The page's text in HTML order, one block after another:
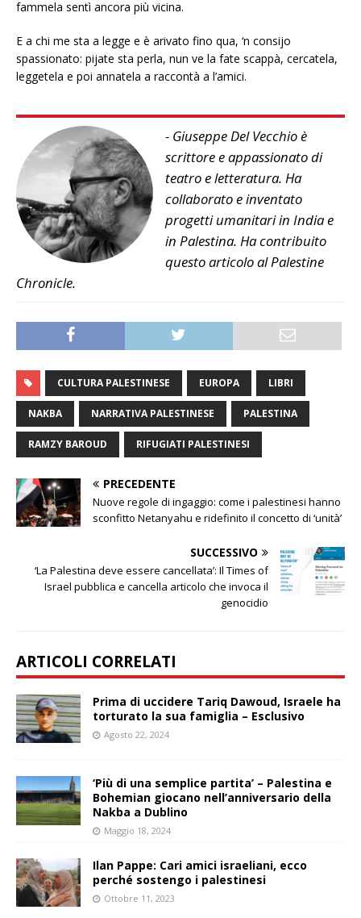
fammela sentì ancora più vicina.
E a chi me sta a legge e è arivato fino qua, ‘n consijo
spassionato: pijate sta perla, nun ve la fate scappà, cercatela,
leggetela e poi annatela a raccontà a l’amici.
- Giuseppe Del Vecchio è
scrittore e appassionato di
teatro e letteratura. Ha
collaborato e inventato
progetti umanitari in India e
in Palestina. Ha contribuito
questo articolo al Palestine
Chronicle.
CULTURA PALESTINESE EUROPA LIBRI
NAKBA NARRATIVA PALESTINESE PALESTINA
RAMZY BAROUD RIFUGIATI PALESTINESI
PRECEDENTE
Nuove regole di ingaggio: come i palestinesi hanno
sconfitto Netanyahu e ridefinito il concetto di ‘unità’
SUCCESSIVO
‘La Palestina deve essere cancellata’: Il Times of
Israel pubblica e cancella articolo che invoca il
genocidio
ARTICOLI CORRELATI
Prima di uccidere Tariq Dawoud, Israele ha
torturato la sua famiglia – Esclusivo
Agosto 22, 2024
‘Più di una semplice partita’ – Palestina e
Bohemian giocano nell’anniversario della
Nakba a Dublino
Maggio 18, 2024
Ilan Pappe: Cari amici israeliani, ecco
perché sostengo i palestinesi
Ottobre 11, 2023